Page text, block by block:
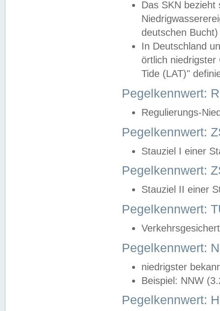
Das SKN
deutschen
In Deutschland
örtlich
Tide (LAT)"
Pegelkennwert:
Regulierungs-
Pegelkennwert:
Stauziel I einer
Pegelkennwert:
Stauziel II einer
Pegelkennwert:
Pegelkennwert:
niedrigster
Beispiel: NNW
Pegelkennwert: